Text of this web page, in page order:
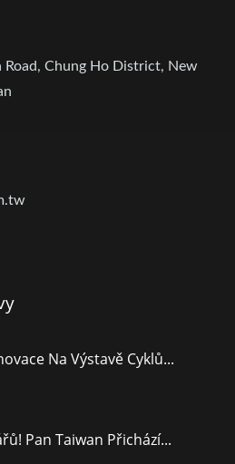
Road, Chung Ho District, New
Na Výstavě Cyklů...
Pan Taiwan Přichází...